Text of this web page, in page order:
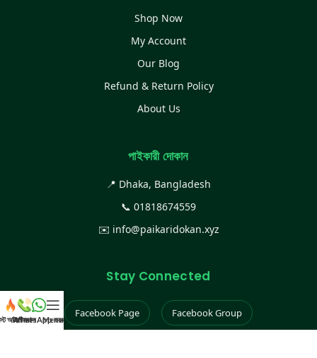
Shop Now
My Account
Our Blog
Refund & Return Policy
About Us
পাইকারী দোকান
📍 Dhaka, Bangladesh
📞 01818674559
✉️ info@paikaridokan.xyz
Stay Connected
Facebook Page Facebook Group
আইটেম
কল করুন
WhatsApp করুন
Menu